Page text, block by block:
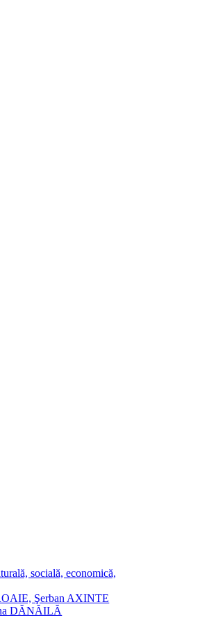
socială, economică,
Şerban AXINTE
DĂNĂILĂ